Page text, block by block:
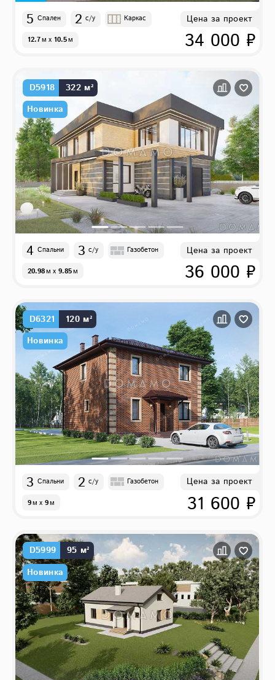
5 Спален 2 с/у Каркас
12.7м x 10.5м
Цена за проект
34 000 ₽
D5918
322 м²
Новинка
4 Спальни 3 с/у Газобетон
20.98м x 9.85м
Цена за проект
36 000 ₽
D6321
120 м²
Новинка
3 Спальни 2 с/у Газобетон
9м x 9м
Цена за проект
31 600 ₽
D5999
95 м²
Новинка